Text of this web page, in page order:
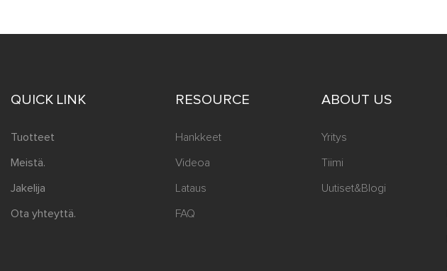
QUICK LINK
Tuotteet
Meistä.
Jakelija
Ota yhteyttä.
RESOURCE
Hankkeet
Videoa
Lataus
FAQ
ABOUT US
Yritys
Tiimi
Uutiset&Blogi